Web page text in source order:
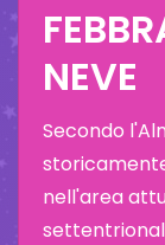
NEVE
Secondo
nell'area